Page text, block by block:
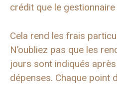
crédit que le
Cela rend les frais
N’oubliez pas que les
jours sont indiqués
dépenses. Chaque point